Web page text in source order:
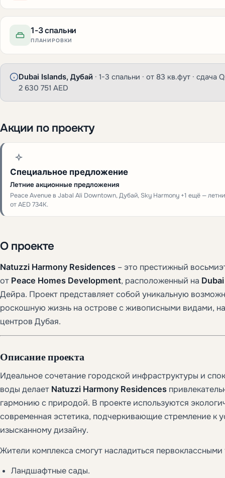
1-3 спальни
ПЛАНИРОВКИ
Dubai Islands, Дубай · 1-3 спальни · от 83 кв.фут · сдача
2 630 751 AED
Акции по проекту
Специальное предложение
Летние акционные предложения
Peace Avenue в Jabal Ali Downtown, Дубай, Sky Harmony +1 ещё —
от AED 734K.
О проекте
Natuzzi Harmony Residences – это престижный
от Peace Homes Development, расположенный на
Дейра. Проект представляет собой уникальную
роскошную жизнь на острове с живописными видами,
центров Дубая.
Описание проекта
Идеальное сочетание городской инфраструктуры и
воды делает Natuzzi Harmony Residences
гармонию с природой. В проекте используются
современная эстетика, подчеркивающие стремление к
изысканному дизайну.
Жители комплекса смогут насладиться
Ландшафтные сады.